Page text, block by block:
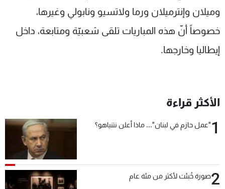
وميلان وإنترميلان ورما ولاتسيو ونابولي وغيرها،
خصوصاً أنّ هذه المباريات تلقى شعبيّة ومتابعة، داخل
إيطاليا وخارجها.
الأكثر قراءة
1"عمل حازم في لبنان"... ماذا أعلن نتنياهو؟
2صورة خُبئت لأكثر من مئة عام